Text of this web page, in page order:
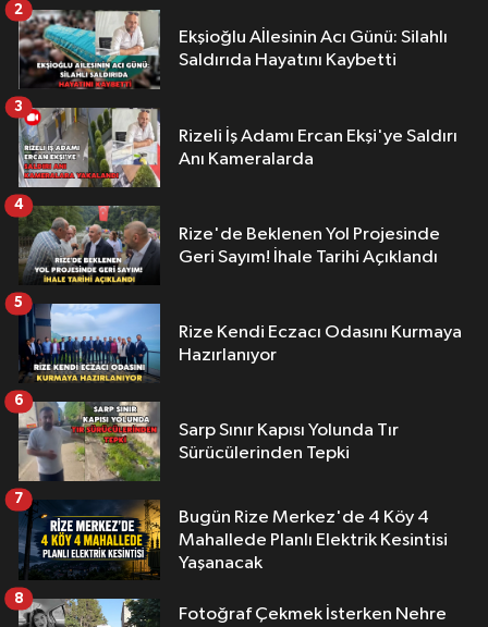
Ekşioğlu Aİlesinin Acı Günü: Silahlı
Saldırıda Hayatını Kaybetti
2
Rizeli İş Adamı Ercan Ekşi'ye Saldırı
Anı Kameralarda
3
Rize'de Beklenen Yol Projesinde
Geri Sayım! İhale Tarihi Açıklandı
4
Rize Kendi Eczacı Odasını Kurmaya
Hazırlanıyor
5
Sarp Sınır Kapısı Yolunda Tır
Sürücülerinden Tepki
6
Bugün Rize Merkez'de 4 Köy 4
Mahallede Planlı Elektrik Kesintisi
Yaşanacak
7
Fotoğraf Çekmek İsterken Nehre
8